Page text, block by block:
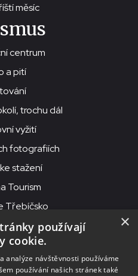
měsíc
centrum
a pití
trochu dál
vyžití
fotografiích
stažení
Tourism
Třebíčsko
Purcnerova 62, 676 02
Budějovice
×
používají
cookie.
analýze návštěvnosti používáme
používání našich stránek také